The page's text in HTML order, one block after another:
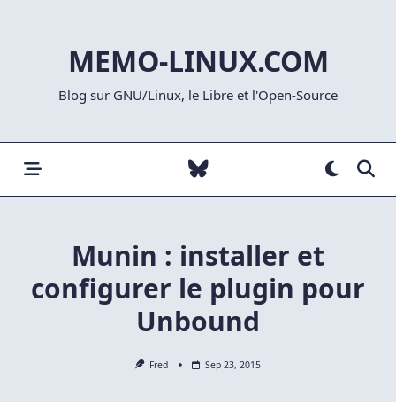
MEMO-LINUX.COM
Blog sur GNU/Linux, le Libre et l'Open-Source
Munin : installer et
configurer le plugin pour
Unbound
Fred Sep 23, 2015